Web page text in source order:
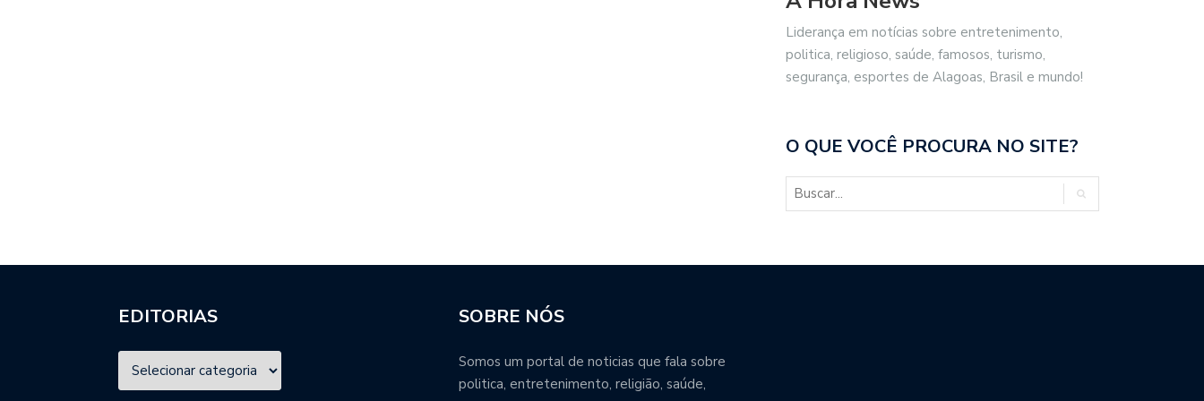
Liderança em notícias sobre entretenimento,
politica, religioso, saúde, famosos, turismo,
segurança, esportes de Alagoas, Brasil e mundo!
O QUE VOCÊ PROCURA NO SITE?
EDITORIAS SOBRE NÓS
Somos um portal de noticias que fala sobre
politica, entretenimento, religião, saúde,